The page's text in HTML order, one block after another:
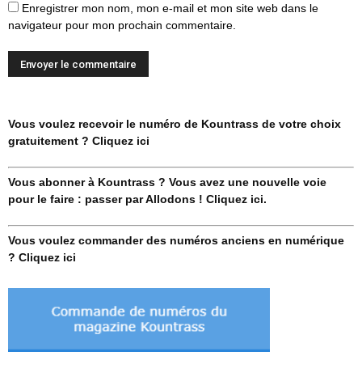
Enregistrer mon nom, mon e-mail et mon site web dans le
navigateur pour mon prochain commentaire.
Vous voulez recevoir le numéro de Kountrass de votre choix
gratuitement ? Cliquez ici
Vous abonner à Kountrass ? Vous avez une nouvelle voie
pour le faire : passer par Allodons ! Cliquez ici.
Vous voulez commander des numéros anciens en numérique
? Cliquez ici